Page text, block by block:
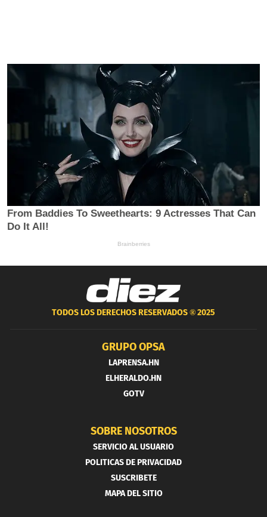
TODOS LOS DERECHOS RESERVADOS ®2025
GRUPO OPSA
LAPRENSA.HN
ELHERALDO.HN
GOTV
SOBRE NOSOTROS
SERVICIO AL USUARIO
POLITICAS DE PRIVACIDAD
SUSCRIBETE
MAPA DEL SITIO